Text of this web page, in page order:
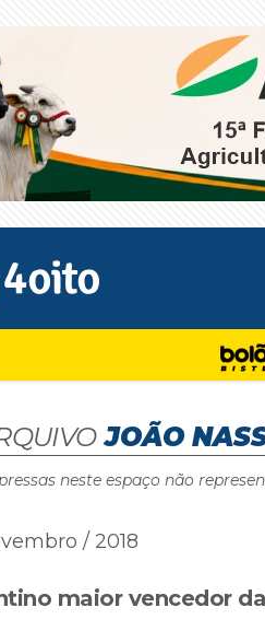
JOÃO
neste espaço não
/ 2018
maior vencedor